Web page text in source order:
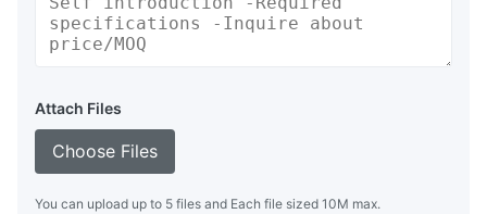
Attach Files
Choose Files
You can upload up to 5 files and Each file sized 10M max.